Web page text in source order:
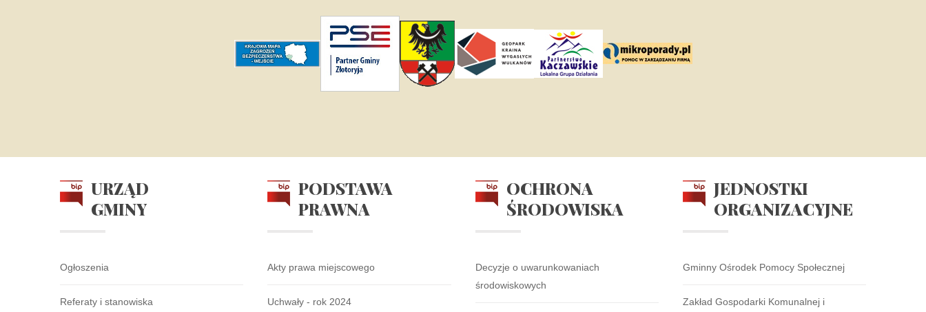
URZĄD
GMINY
Ogłoszenia
Referaty i stanowiska
PODSTAWA
PRAWNA
Akty prawa miejscowego
Uchwały - rok 2024
OCHRONA
ŚRODOWISKA
Decyzje o uwarunkowaniach
środowiskowych
JEDNOSTKI
ORGANIZACYJNE
Gminny Ośrodek Pomocy Społecznej
Zakład Gospodarki Komunalnej i